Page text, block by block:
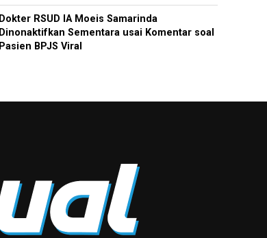
Dokter RSUD IA Moeis Samarinda
Dinonaktifkan Sementara usai Komentar soal
Pasien BPJS Viral